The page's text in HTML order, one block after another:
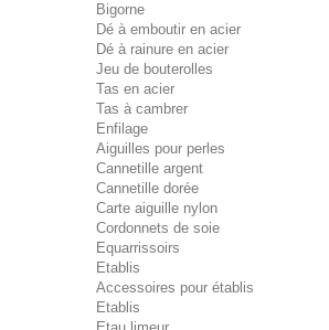
Bigorne
Dé à emboutir en acier
Dé à rainure en acier
Jeu de bouterolles
Tas en acier
Tas à cambrer
Enfilage
Aiguilles pour perles
Cannetille argent
Cannetille dorée
Carte aiguille nylon
Cordonnets de soie
Equarrissoirs
Etablis
Accessoires pour établis
Etablis